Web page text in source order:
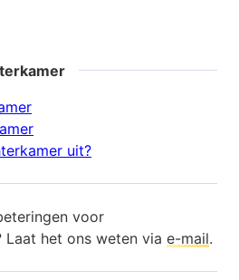
uit?
voor
het ons weten via e-mail.